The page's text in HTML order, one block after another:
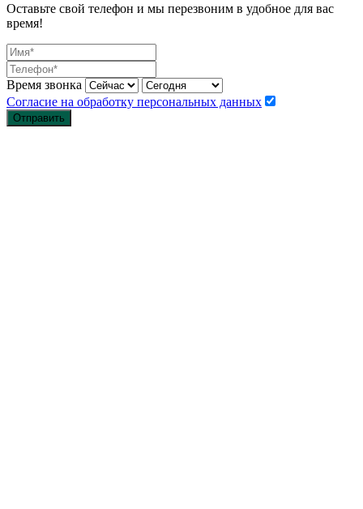
Оставьте свой телефон и мы перезвоним в удобное для вас
время!
Время звонка
Согласие на обработку персональных данных
Отправить